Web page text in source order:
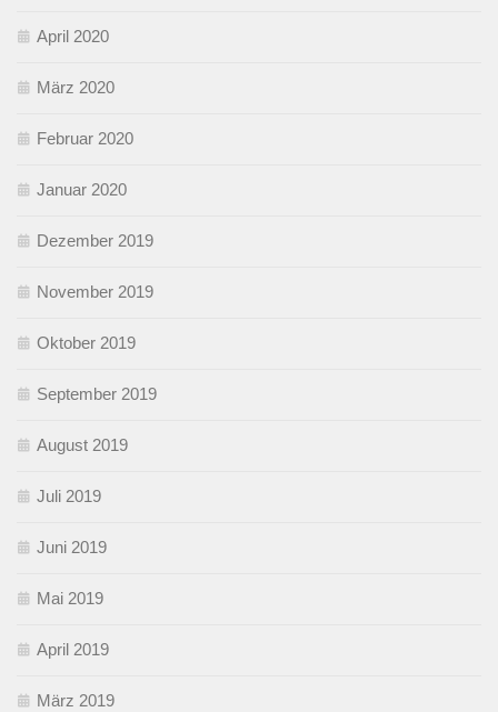
April 2020
März 2020
Februar 2020
Januar 2020
Dezember 2019
November 2019
Oktober 2019
September 2019
August 2019
Juli 2019
Juni 2019
Mai 2019
April 2019
März 2019